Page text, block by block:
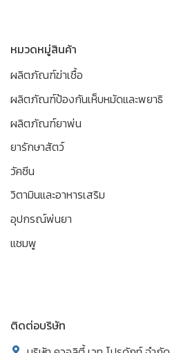
หมวดหมู่สินค้า
ผลิตภัณฑ์ฆ่าเชื้อ
ผลิตภัณฑ์ป้องกันเห็บหมัดและพยาธิ
ผลิตภัณฑ์ยาพ่น
ยารักษาสัตว์
วัคซีน
วิตามินและอาหารเสริม
อุปกรณ์พ่นยา
แชมพู
ติดต่อบริษัท